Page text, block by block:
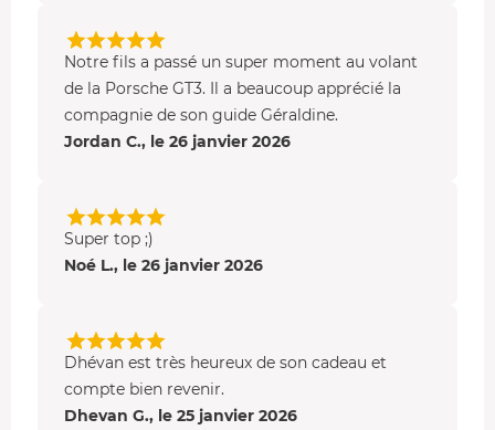
Notre fils a passé un super moment au volant
de la Porsche GT3. Il a beaucoup apprécié la
compagnie de son guide Géraldine.
Jordan C., le 26 janvier 2026
Super top ;)
Noé L., le 26 janvier 2026
Dhévan est très heureux de son cadeau et
compte bien revenir.
Dhevan G., le 25 janvier 2026